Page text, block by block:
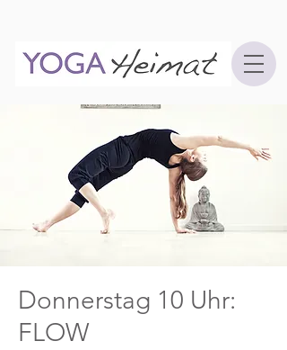
Donnerstag 10 Uhr:
FLOW